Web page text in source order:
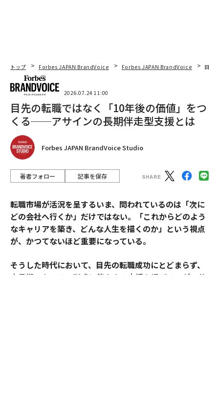
トップ Forbes JAPAN BrandVoice Forbes JAPAN BrandVoice 目先
2026.07.24 11:00
目先の転職ではなく「10年後の価値」をつ
くる──アサインの長期伴走型支援とは
Forbes JAPAN BrandVoice Studio
著者フォロー 記事を保存
転職市場が活況を呈するいま、問われているのは「次に
どの会社へ行くか」だけではない。「これからどのよう
なキャリアを築き、どんな人生を描くのか」という視点
が、かつてないほど重要になっている。
そうした時代において、目先の転職成功にとどまらず、
中長期のキャリア形成に伴走する支援を掲げるのがアサ